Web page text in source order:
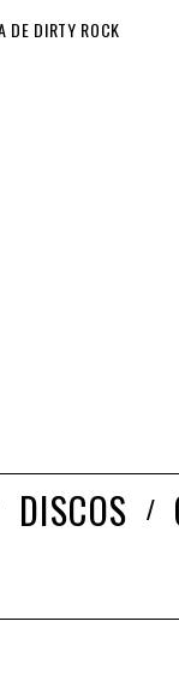
DE DIRTY ROCK
DISCOS